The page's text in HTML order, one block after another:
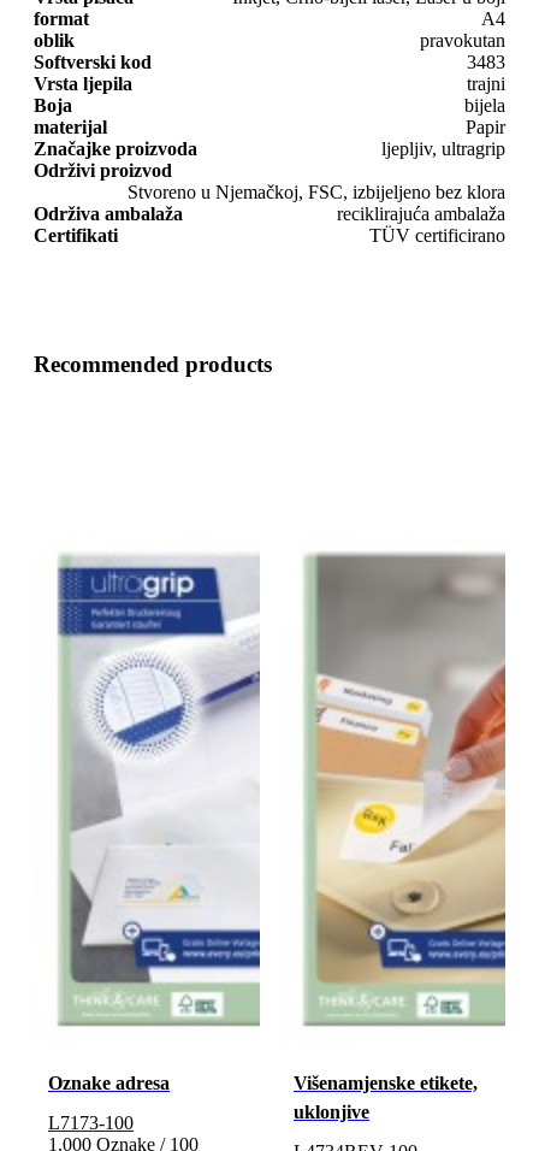
format
A4
oblik
pravokutan
Softverski kod
3483
Vrsta ljepila
trajni
Boja
bijela
materijal
Papir
Značajke proizvoda
ljepljiv, ultragrip
Održivi proizvod
Stvoreno u Njemačkoj, FSC, izbijeljeno bez klora
Održiva ambalaža
reciklirajuća ambalaža
Certifikati
TÜV certificirano
Recommended products
Oznake adresa
L7173-100
1.000 Oznake / 100
Višenamjenske etikete,
uklonjive